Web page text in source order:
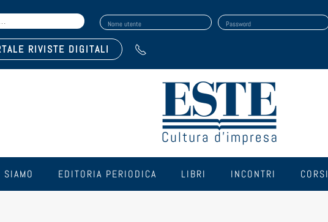
Nome utente Password
RIVISTE DIGITALI
SIAMO EDITORIA PERIODICA LIBRI INCONTRI CORSI